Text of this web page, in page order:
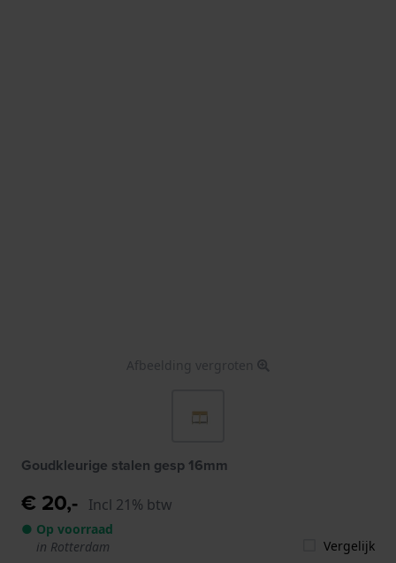
Afbeelding vergroten
Goudkleurige stalen gesp 16mm
€ 20,- Incl 21% btw
● Op voorraad
in Rotterdam
Vergelijk